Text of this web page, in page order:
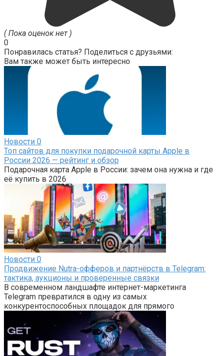
( Пока оценок нет )
0
Понравилась статья? Поделиться с друзьями:
Вам также может быть интересно
Новости 0
Топ сайтов для покупки подарочной карты Apple в
России 2026 — рейтинг и обзор
Подарочная карта Apple в России: зачем она нужна и где
её купить в 2026
Новости 0
Продвижение Nutra-офферов и партнёрств в Telegram:
тактика, аукционы и проверенные связки
В современном ландшафте интернет-маркетинга
Telegram превратился в одну из самых
конкурентоспособных площадок для прямого